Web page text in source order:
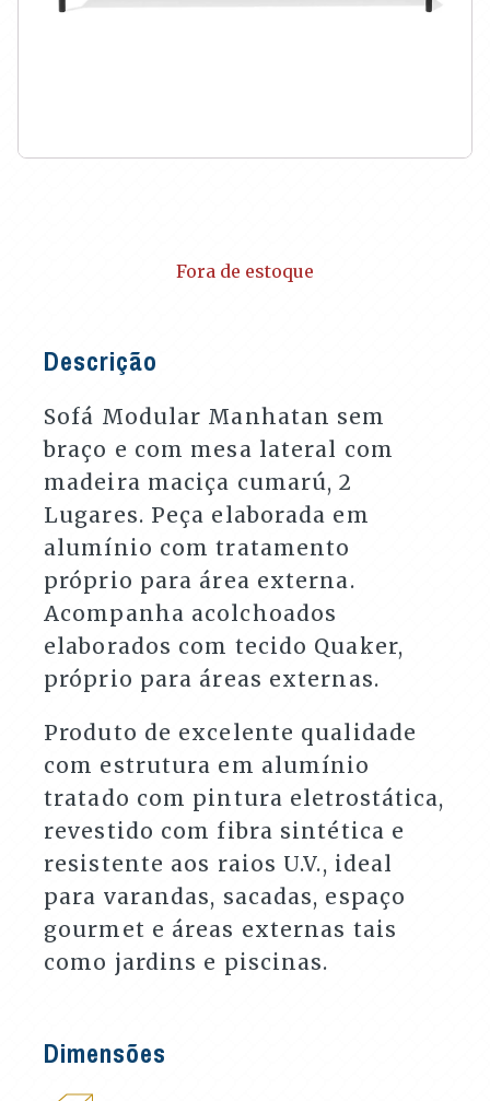
Fora de estoque
Descrição
Sofá Modular Manhatan sem
braço e com mesa lateral com
madeira maciça cumarú, 2
Lugares. Peça elaborada em
alumínio com tratamento
próprio para área externa.
Acompanha acolchoados
elaborados com tecido Quaker,
próprio para áreas externas.
Produto de excelente qualidade
com estrutura em alumínio
tratado com pintura eletrostática,
revestido com fibra sintética e
resistente aos raios U.V., ideal
para varandas, sacadas, espaço
gourmet e áreas externas tais
como jardins e piscinas.
Dimensões